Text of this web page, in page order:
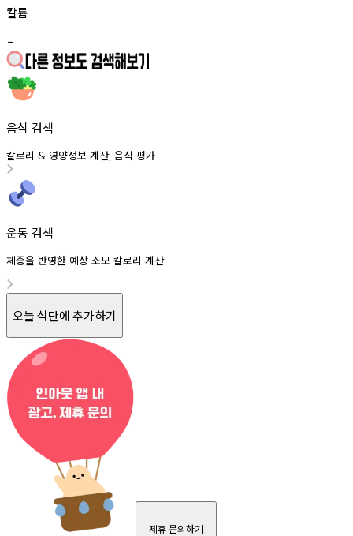
칼륨
-
음식 검색
칼로리 & 영양정보 계산, 음식 평가
운동 검색
체중을 반영한 예상 소모 칼로리 계산
오늘 식단에 추가하기
제휴 문의하기